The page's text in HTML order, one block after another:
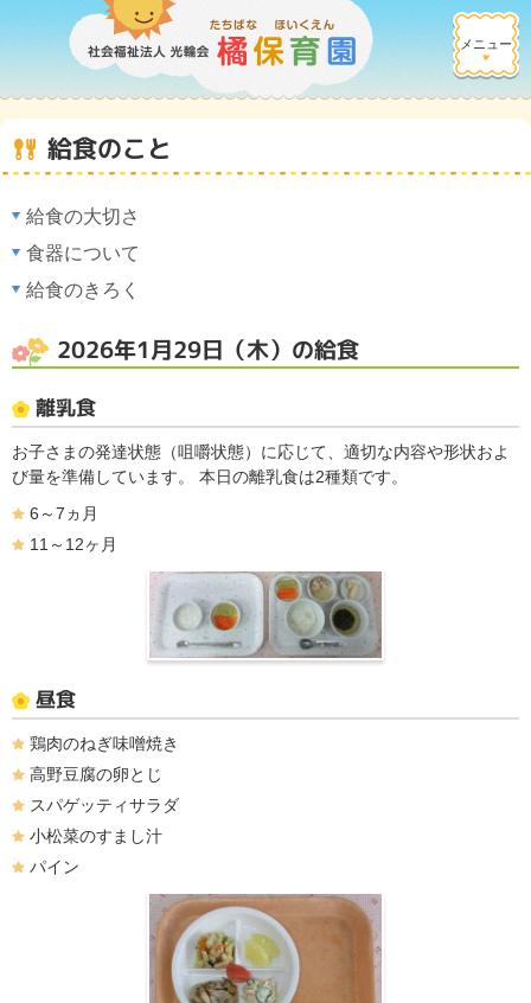
メニュー
給食のこと
給食の大切さ
食器について
給食のきろく
2026年1月29日（木）の給食
離乳食
お子さまの発達状態（咀嚼状態）に応じて、適切な内容や形状およ
び量を準備しています。 本日の離乳食は2種類です。
6～7ヵ月
11～12ヶ月
昼食
鶏肉のねぎ味噌焼き
高野豆腐の卵とじ
スパゲッティサラダ
小松菜のすまし汁
パイン